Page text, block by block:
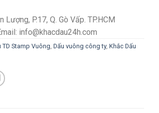
P.17, Q. Gò Vấp. TP.HCM
info@khacdau24h.com
TD Stamp Vuông Dấu vuông công ty, Khắc Dấu